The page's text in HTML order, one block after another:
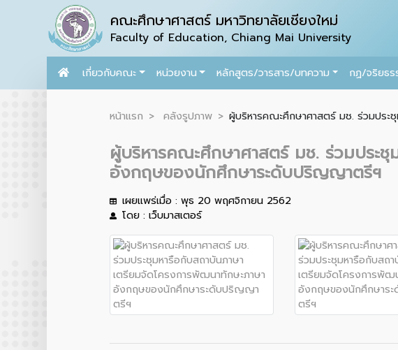
คณะศึกษาศาสตร์ มหาวิทยาลัยเชียงใหม่
Faculty of Education, Chiang Mai University
เกี่ยวกับคณะ หน่วยงาน หลักสูตร/วารสาร/บทความ กฏ/จริยธร
หน้าแรก คลังรูปภาพ ผู้บริหารคณะศึกษาศาสตร์ มช. ร่วมปร
ผู้บริหารคณะศึกษาศาสตร์ มช. ร่วมประ
อังกฤษของนักศึกษาระดับปริญญาตรีฯ
เผยแพร่เมื่อ : พุธ 20 พฤศจิกายน 2562
โดย : เว็บมาสเตอร์